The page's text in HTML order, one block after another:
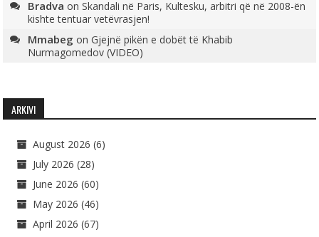
Bradva onSkandali në Paris, Kultesku, arbitri që në 2008-ën
kishte tentuar vetëvrasjen!
Mmabeg onGjejnë pikën e dobët të Khabib
Nurmagomedov (VIDEO)
ARKIVI
August 2026 (6)
July 2026 (28)
June 2026 (60)
May 2026 (46)
April 2026 (67)